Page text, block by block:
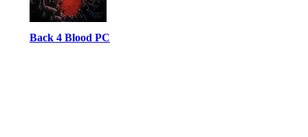
Back 4 Blood PC